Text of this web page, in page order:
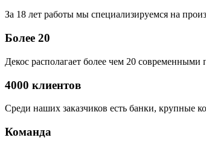
За 18 лет работы мы специализируемся на
Более 20
Декос располагает более чем 20
4000 клиентов
Среди наших заказчиков есть банки, крупные
Команда